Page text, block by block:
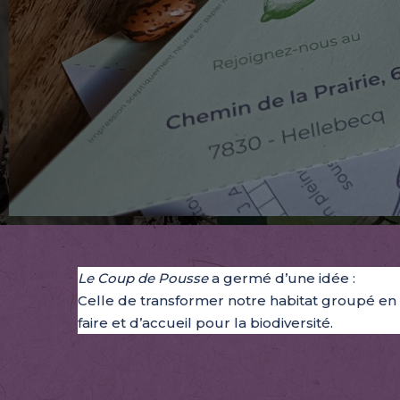
Le Coup de Poussea germé d’une idée :
Celle de transformer notre habitat groupé
faire et d’accueil pour la biodiversité.